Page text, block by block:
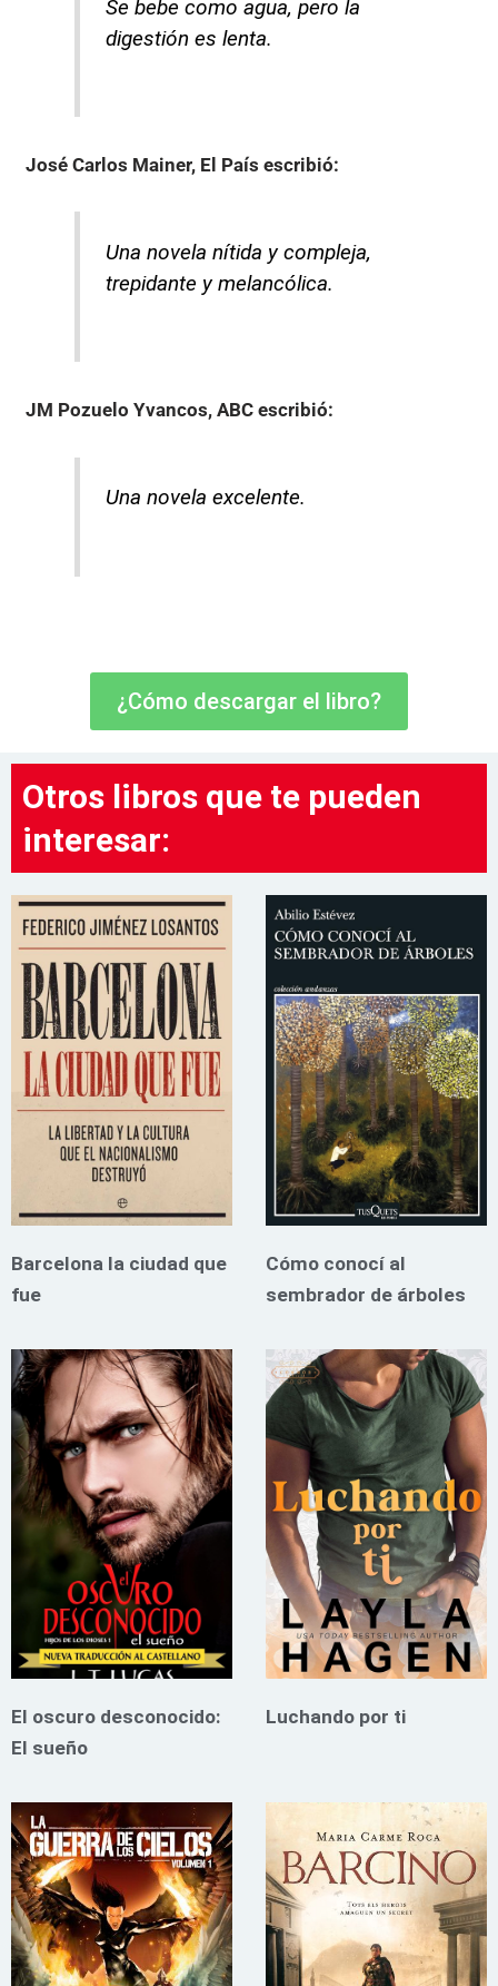
Se bebe como agua, pero la
digestión es lenta.
José Carlos Mainer, El País escribió:
Una novela nítida y compleja,
trepidante y melancólica.
JM Pozuelo Yvancos, ABCescribió:
Una novela excelente.
¿Cómo descargar el libro?
Otros libros que te pueden
interesar:
Barcelona la ciudad que
fue
Cómo conocí al
sembrador de árboles
El oscuro desconocido:
El sueño
Luchando por ti